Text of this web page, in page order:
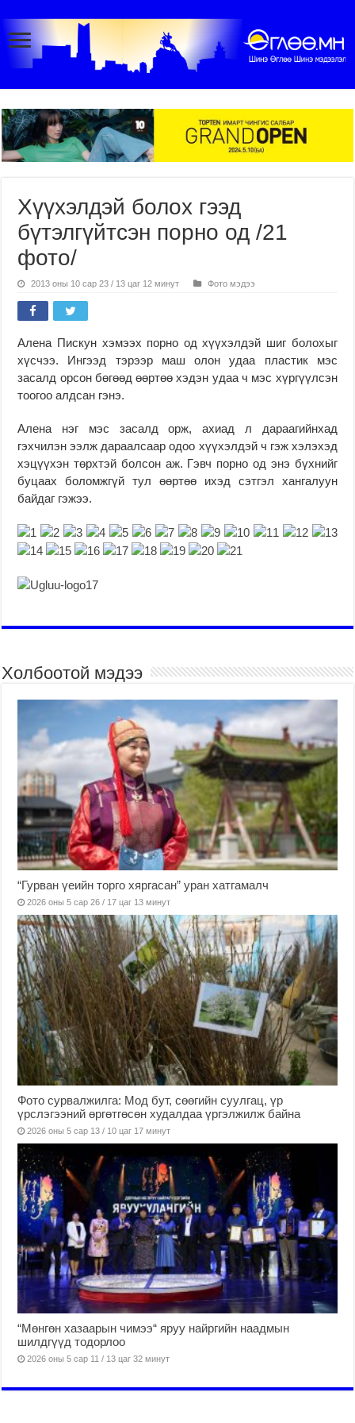
Хүүхэлдэй болох гээд
бүтэлгүйтсэн порно од /21
фото/
2013 оны 10 сар 23 / 13 цаг 12 минут Фото мэдээ
Алена Пискун хэмээх порно од хүүхэлдэй шиг болохыг
хүсчээ. Ингээд тэрээр маш олон удаа пластик мэс
засалд орсон бөгөөд өөртөө хэдэн удаа ч мэс хүргүүлсэн
тоогоо алдсан гэнэ.
Алена нэг мэс засалд орж, ахиад л дараагийнхад
гэхчилэн ээлж дараалсаар одоо хүүхэлдэй ч гэж хэлэхэд
хэцүүхэн төрхтэй болсон аж. Гэвч порно од энэ бүхнийг
буцаах боломжгүй тул өөртөө ихэд сэтгэл хангалуун
байдаг гэжээ.
Холбоотой мэдээ
“Гурван үеийн торго хяргасан” уран хатгамалч
2026 оны 5 сар 26 / 17 цаг 13 минут
Фото сурвалжилга: Мод бут, сөөгийн суулгац, үр
үрслэгээний өргөтгөсөн худалдаа үргэлжилж байна
2026 оны 5 сар 13 / 10 цаг 17 минут
“Мөнгөн хазаарын чимээ“ яруу найргийн наадмын
шилдгүүд тодорлоо
2026 оны 5 сар 11 / 13 цаг 32 минут